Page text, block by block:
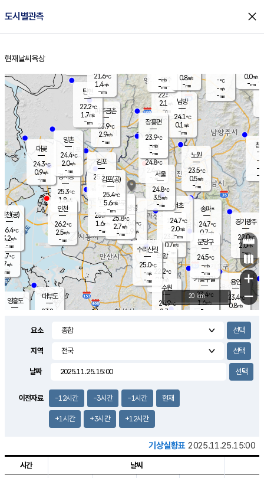
도시별관측 close
홈
현재날씨 육상
의도
℃
m/s
mm
영흥도
양주
22.5℃
2.1
-mm
과천
23.3℃
0.7m/s
- mm
용인
23.4℃
0.8m/s
경기광주
22.0℃
2.0m/s
-mm
1.6m/s
대부도
23.8
경서동
25.3℃
1.8 m/s
-mm
파주금촌
23.9℃
2.9m/s
-mm
-℃
-m/s
-mm
대곶
24.3℃
0.9m/s
-mm
창
-
-m/
-
탄현
22.2℃
1.7m/s
-mm
0.0m/s
-mm
의왕
22.2℃
0.0m/s
mm
김포
25.1℃
-m/s
mm
광명
26.0
℃
1.9 m/s
-mm
부천
25.7℃
1.6m/s
-mm
양촌
24.4℃
2.0m/s
-mm
구로
25.8℃
2.7m/s
-mm
은평
24.8℃
2.4 m/s
- mm
노원
23.5℃
0.5m/s
-mm
송파*
24.7℃
0.7m/s
-mm
서초
24.7℃
2.0m/s
-mm
남방
24.1℃
0.1 m/s
-mm
기흥구갈
23.4℃
1.6m/s
-
수리산길
25.0℃
-m/s
-mm
분당구
24.5℃
-m/s
-mm
장흥면
23.9℃
-m/s
-mm
-m/s
-mm
인천(공)
26.4℃
3.2m/s
-mm
김포(공)
25.4℃
5.6m/s
-mm
수원
24.9℃
2.7 m/s
인천
26.2℃
2.5m/s
-mm
서울
24.8℃
3.5m/s
-mm
21.6℃
1.4m/s
-mm
0.8m/s
-mm
+
−
20 km
요소
지역
날짜
이전자료 -12시간 -3시간 -1시간 현재
+1시간 +3시간 +12시간
기상실황표 2025.11.25.15:00
시간 날씨